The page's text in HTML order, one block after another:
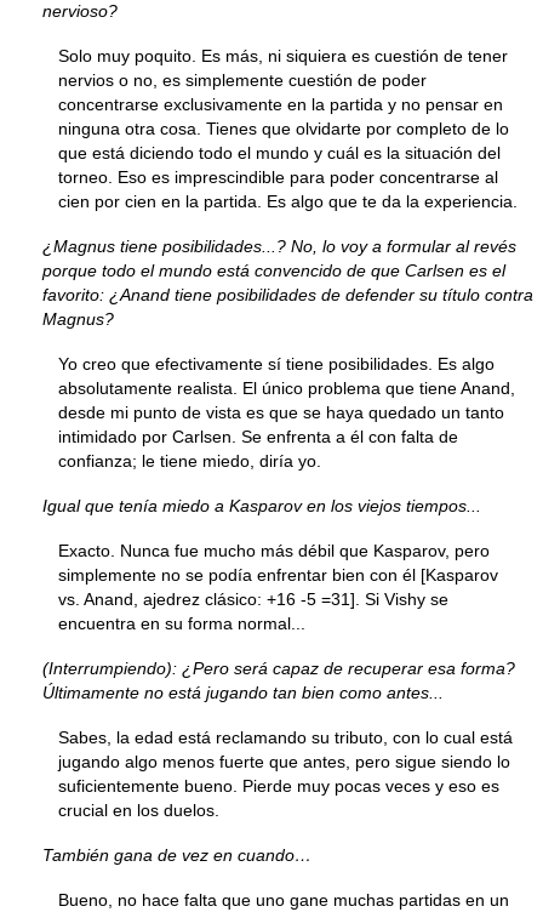
nervioso?
Solo muy poquito. Es más, ni siquiera es cuestión de tener
nervios o no, es simplemente cuestión de poder
concentrarse exclusivamente en la partida y no pensar en
ninguna otra cosa. Tienes que olvidarte por completo de lo
que está diciendo todo el mundo y cuál es la situación del
torneo. Eso es imprescindible para poder concentrarse al
cien por cien en la partida. Es algo que te da la experiencia.
¿Magnus tiene posibilidades...? No, lo voy a formular al revés
porque todo el mundo está convencido de que Carlsen es el
favorito: ¿Anand tiene posibilidades de defender su título contra
Magnus?
Yo creo que efectivamente sí tiene posibilidades. Es algo
absolutamente realista. El único problema que tiene Anand,
desde mi punto de vista es que se haya quedado un tanto
intimidado por Carlsen. Se enfrenta a él con falta de
confianza; le tiene miedo, diría yo.
Igual que tenía miedo a Kasparov en los viejos tiempos...
Exacto. Nunca fue mucho más débil que Kasparov, pero
simplemente no se podía enfrentar bien con él [Kasparov
vs. Anand, ajedrez clásico: +16 -5 =31]. Si Vishy se
encuentra en su forma normal...
(Interrumpiendo): ¿Pero será capaz de recuperar esa forma?
Últimamente no está jugando tan bien como antes...
Sabes, la edad está reclamando su tributo, con lo cual está
jugando algo menos fuerte que antes, pero sigue siendo lo
suficientemente bueno. Pierde muy pocas veces y eso es
crucial en los duelos.
También gana de vez en cuando…
Bueno, no hace falta que uno gane muchas partidas en un